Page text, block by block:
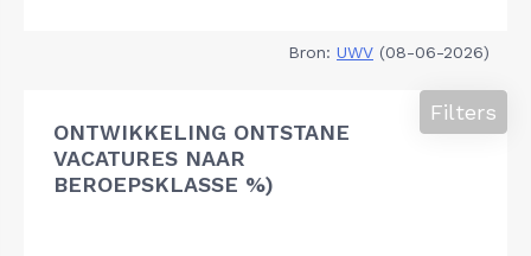
Bron: UWV (08-06-2026)
ONTWIKKELING ONTSTANE
VACATURES NAAR
BEROEPSKLASSE %)
Filters